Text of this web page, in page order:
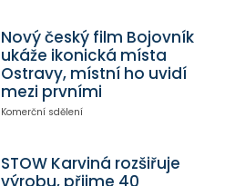
Nový český film Bojovník
ukáže ikonická místa
Ostravy, místní ho uvidí
mezi prvními
Komerční sdělení
STOW Karviná rozšiřuje
výrobu, přijme 40